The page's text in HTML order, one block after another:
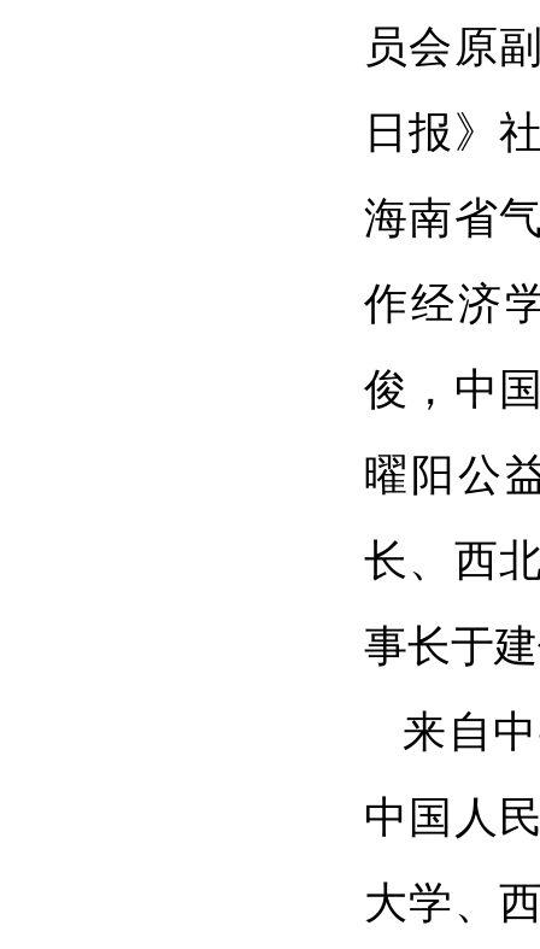
员会原
日报》
海南省
作经济
俊，中
曜阳公
长、西
事长于
来自
中国人
大学、